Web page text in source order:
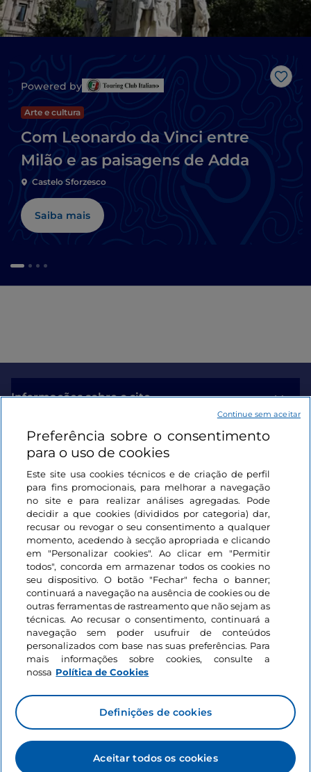
Powered by
Arte e cultura
Com Leonardo da Vinci entre
Milão e as paisagens de Adda
Castelo Sforzesco
Saiba mais
Informações sobre o site
Ligações úteis
Iniciar sessão
Mantenha-se em contacto
Preferência sobre o consentimento
para o uso de cookies
Este site usa cookies técnicos e de criação de perfil
para fins promocionais, para melhorar a navegação
no site e para realizar análises agregadas. Pode
decidir a que cookies (divididos por categoria) dar,
recusar ou revogar o seu consentimento a qualquer
momento, acedendo à secção apropriada e clicando
em "Personalizar cookies". Ao clicar em "Permitir
todos", concorda em armazenar todos os cookies no
seu dispositivo. O botão "Fechar" fecha o banner;
continuará a navegação na ausência de cookies ou de
outras ferramentas de rastreamento que não sejam as
técnicas. Ao recusar o consentimento, continuará a
navegação sem poder usufruir de conteúdos
personalizados com base nas suas preferências. Para
mais informações sobre cookies, consulte a
nossa Política de Cookies
Definições de cookies
Aceitar todos os cookies
Continue sem aceitar